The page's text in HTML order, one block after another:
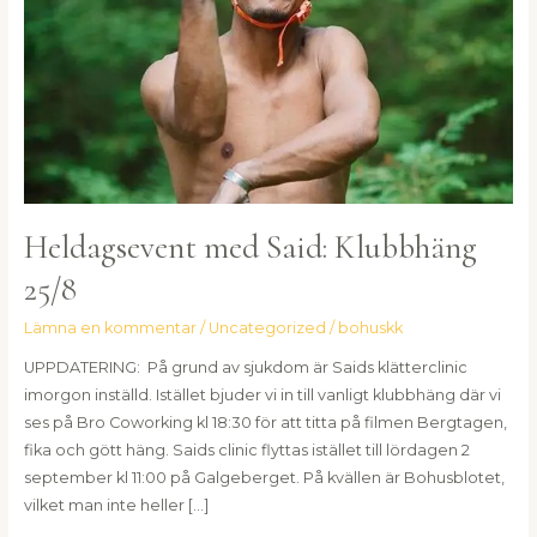
Heldagsevent med Said: Klubbhäng
25/8
Lämna en kommentar / Uncategorized / bohuskk
UPPDATERING: På grund av sjukdom är Saids klätterclinic
imorgon inställd. Istället bjuder vi in till vanligt klubbhäng där vi
ses på Bro Coworking kl 18:30 för att titta på filmen Bergtagen,
fika och gött häng. Saids clinic flyttas istället till lördagen 2
september kl 11:00 på Galgeberget. På kvällen är Bohusblotet,
vilket man inte heller […]